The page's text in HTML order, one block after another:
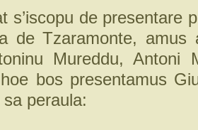
s’iscopu de presentare
de Tzaramonte, amus
Mureddu, Antoni
bos presentamus
peraula: